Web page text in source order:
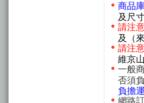
商品
及尺
請注意
及（
請注意
維京
一般
否須
負擔
網路